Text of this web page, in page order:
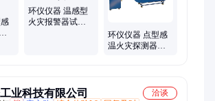
环仪仪器 温感型
火灾报警器试验
环仪仪器 点型感
温火灾探测器试
业科技有限公司
洽谈